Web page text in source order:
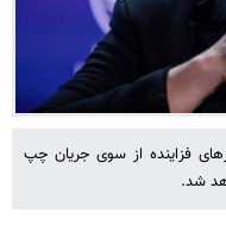
فزاینده از سوی جریان چپ
شد.